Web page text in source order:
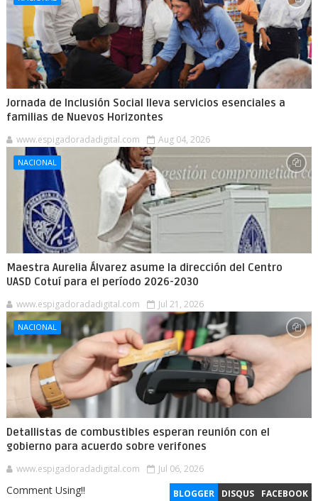
Jornada de Inclusión Social lleva servicios esenciales a
familias de Nuevos Horizontes
www.espigadoradadigital.com Aug 04, 2026
NACIONAL
Maestra Aurelia Álvarez asume la dirección del Centro
UASD Cotuí para el período 2026-2030
www.espigadoradadigital.com Jul 21, 2026
NACIONAL
Detallistas de combustibles esperan reunión con el
gobierno para acuerdo sobre verifones
www.espigadoradadigital.com Jul 06, 2026
BLOGGER DISQUS FACEBOOK
Comment Using!!